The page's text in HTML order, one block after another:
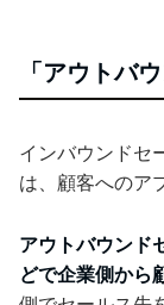
「アウトバ
インバウンドセ
は、顧客へのア
アウトバウンド
どで企業側から